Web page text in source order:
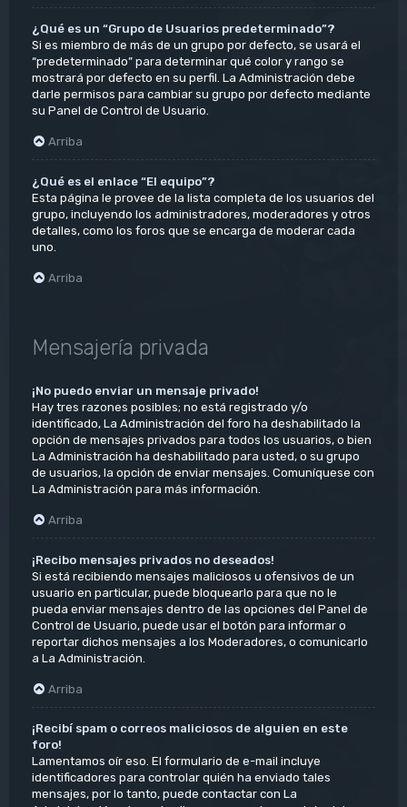
¿Qué es un “Grupo de Usuarios predeterminado”?
Si es miembro de más de un grupo por defecto, se usará el
“predeterminado” para determinar qué color y rango se
mostrará por defecto en su perfil. La Administración debe
darle permisos para cambiar su grupo por defecto mediante
su Panel de Control de Usuario.
Arriba
¿Qué es el enlace “El equipo”?
Esta página le provee de la lista completa de los usuarios del
grupo, incluyendo los administradores, moderadores y otros
detalles, como los foros que se encarga de moderar cada
uno.
Arriba
Mensajería privada
¡No puedo enviar un mensaje privado!
Hay tres razones posibles; no está registrado y/o
identificado, La Administración del foro ha deshabilitado la
opción de mensajes privados para todos los usuarios, o bien
La Administración ha deshabilitado para usted, o su grupo
de usuarios, la opción de enviar mensajes. Comuníquese con
La Administración para más información.
Arriba
¡Recibo mensajes privados no deseados!
Si está recibiendo mensajes maliciosos u ofensivos de un
usuario en particular, puede bloquearlo para que no le
pueda enviar mensajes dentro de las opciones del Panel de
Control de Usuario, puede usar el botón para informar o
reportar dichos mensajes a los Moderadores, o comunicarlo
a La Administración.
Arriba
¡Recibí spam o correos maliciosos de alguien en este
foro!
Lamentamos oír eso. El formulario de e-mail incluye
identificadores para controlar quién ha enviado tales
mensajes, por lo tanto, puede contactar con La